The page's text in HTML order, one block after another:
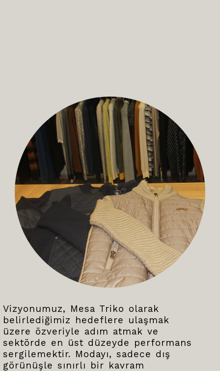
Vizyonumuz, Mesa Triko olarak
belirlediğimiz hedeflere ulaşmak
üzere özveriyle adım atmak ve
sektörde en üst düzeyde performans
sergilemektir. Modayı, sadece dış
görünüşle sınırlı bir kavram